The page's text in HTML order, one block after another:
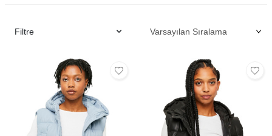
Filtre